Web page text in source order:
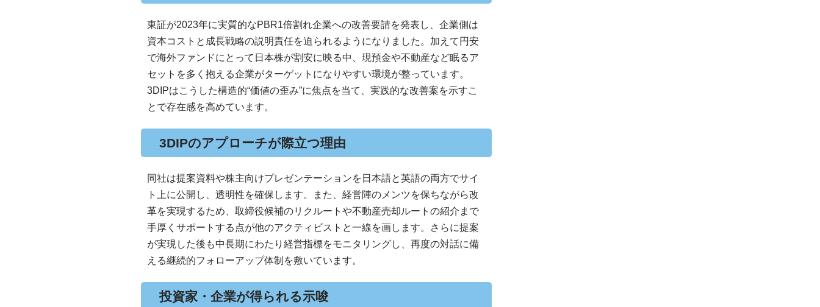
東証が2023年に実質的なPBR1倍割れ企業への改善要請を発表し、企業側は
資本コストと成長戦略の説明責任を迫られるようになりました。加えて円安
で海外ファンドにとって日本株が割安に映る中、現預金や不動産など眠るア
セットを多く抱える企業がターゲットになりやすい環境が整っています。
3DIPはこうした構造的“価値の歪み”に焦点を当て、実践的な改善案を示すこ
とで存在感を高めています。
3DIPのアプローチが際立つ理由
同社は提案資料や株主向けプレゼンテーションを日本語と英語の両方でサイ
ト上に公開し、透明性を確保します。また、経営陣のメンツを保ちながら改
革を実現するため、取締役候補のリクルートや不動産売却ルートの紹介まで
手厚くサポートする点が他のアクティビストと一線を画します。さらに提案
が実現した後も中長期にわたり経営指標をモニタリングし、再度の対話に備
える継続的フォローアップ体制を敷いています。
投資家・企業が得られる示唆